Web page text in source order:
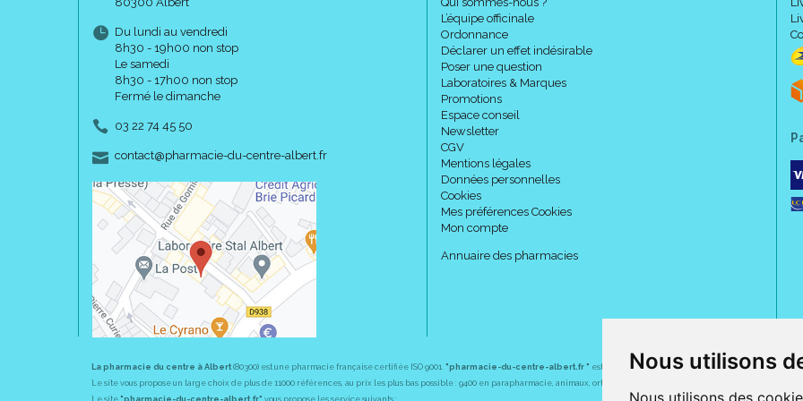
Nous utilisons
Nous utilisons des
Du lundi au vendredi
8h30 - 19h00 non stop
Le samedi
8h30 - 17h00 non stop
Fermé le dimanche
03 22 74 45 50
contact-
@-
pharmacie-du-centre-albert.fr
L’équipe officinale
Ordonnance
Déclarer un effet indésirable
Poser une question
Laboratoires & Marques
Promotions
Espace conseil
Newsletter
CGV
Mentions légales
Données personnelles
Cookies
Mes préférences Cookies
Mon compte
Annuaire des pharmacies
La pharmacie du centre à Albert(80300) est une pharmacie française certifiée ISO 9001. "pharmacie-du-centre-albert.fr " est le site internet de la pharmacie du centre
, 32
Le site vous propose un large choix de plus de 11000 références, au prix les plus bas possible : 9400 en parapharmacie, animaux, orthopédie, matériel médical. 1700 en médicaments
Le site "pharmacie-du-centre-albert.fr" vous propose les service suivants :